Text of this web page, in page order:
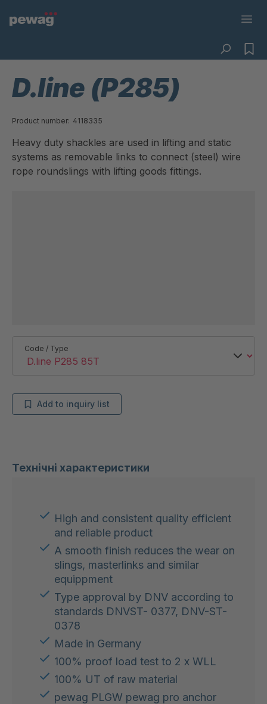
Технічні характеристики
High and consistent quality efficient
and reliable product
A smooth finish reduces the wear on
slings, masterlinks and similar
equippment
Type approval by DNV according to
standards DNVST- 0377, DNV-ST-
0378
Made in Germany
100% proof load test to 2 x WLL
100% UT of raw material
pewag PLGW pewag pro anchor
D.line (P285)
Product number: 4118335
Heavy duty shackles are used in lifting and static
systems as removable links to connect (steel) wire
rope roundslings with lifting goods fittings.
Code / Type
Add to inquiry list